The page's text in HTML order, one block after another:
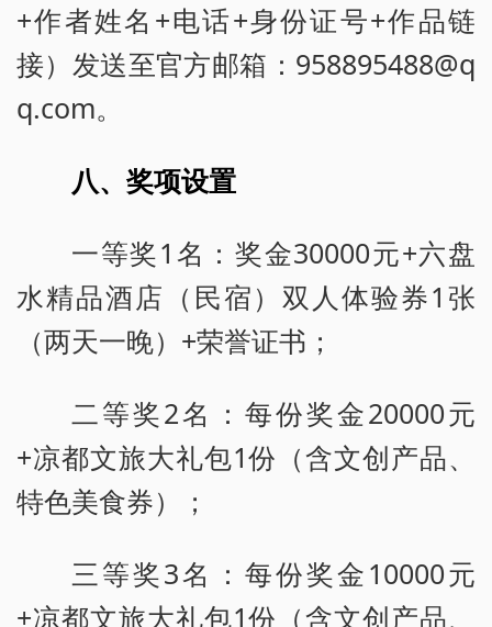
+作者姓名+电话+身份证号+作品链
接）发送至官方邮箱：958895488@q
q.com。
八、奖项设置
一等奖1名：奖金30000元+六盘
水精品酒店（民宿）双人体验券1张
（两天一晚）+荣誉证书；
二等奖2名：每份奖金20000元
+凉都文旅大礼包1份（含文创产品、
特色美食券）；
三等奖3名：每份奖金10000元
+凉都文旅大礼包1份（含文创产品、